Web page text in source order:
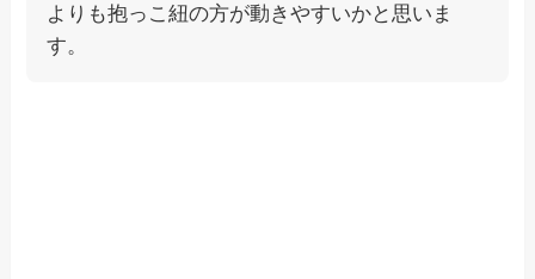
よりも抱っこ紐の方が動きやすいかと思いま
す。